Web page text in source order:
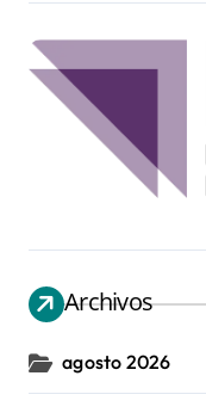
Archivos
agosto 2026